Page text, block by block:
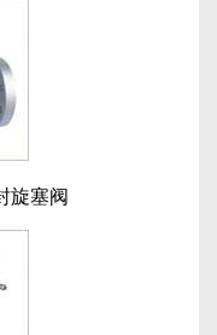
旋塞阀